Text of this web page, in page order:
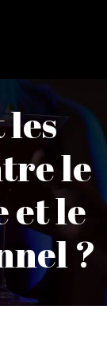
les
le
et le
?